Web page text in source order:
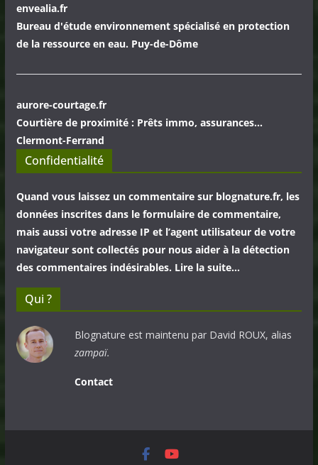
envealia.fr
Bureau d'étude environnement spécialisé en protection
de la ressource en eau. Puy-de-Dôme
aurore-courtage.fr
Courtière de proximité : Prêts immo, assurances...
Clermont-Ferrand
Confidentialité
Quand vous laissez un commentaire sur blognature.fr, les
données inscrites dans le formulaire de commentaire,
mais aussi votre adresse IP et l’agent utilisateur de votre
navigateur sont collectés pour nous aider à la détection
des commentaires indésirables. Lire la suite…
Qui ?
Blognature est maintenu par David ROUX, alias
zampaï.
Contact